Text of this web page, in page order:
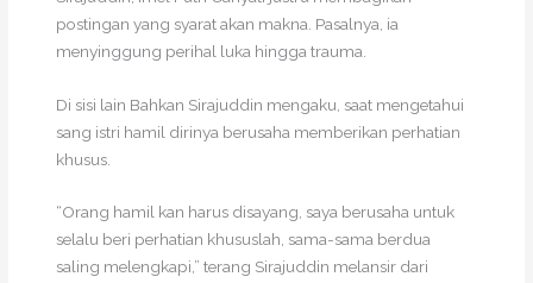
postingan yang syarat akan makna. Pasalnya, ia
menyinggung perihal luka hingga trauma.
Di sisi lain Bahkan Sirajuddin mengaku, saat mengetahui
sang istri hamil dirinya berusaha memberikan perhatian
khusus.
“Orang hamil kan harus disayang, saya berusaha untuk
selalu beri perhatian khususlah, sama-sama berdua
saling melengkapi,” terang Sirajuddin melansir dari